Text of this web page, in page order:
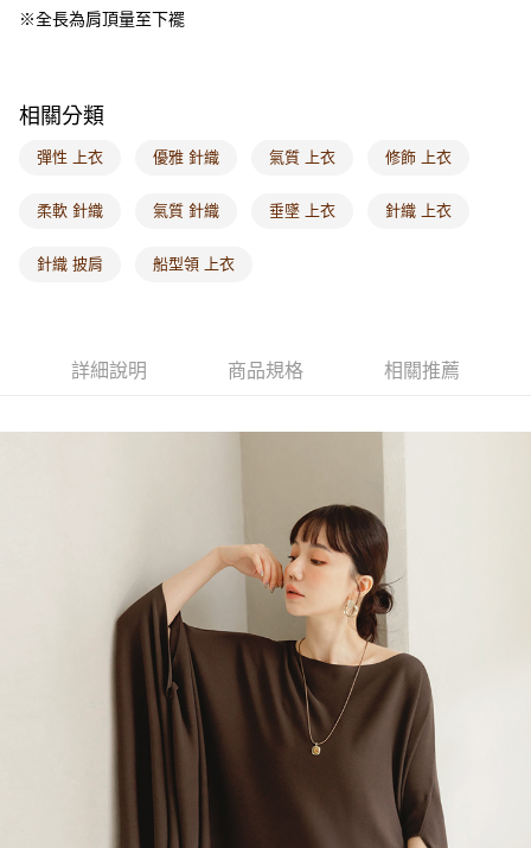
宅配
每筆NT$60，滿NT$1,000(含以上)免運費
海外配送-港/澳/新/馬/泰國專屬 查看運費
海外配送-其他亞洲地區 查看運費
※全長為肩頂量至下襬
相關分類
彈性 上衣 優雅 針織 氣質 上衣 修飾 上衣
柔軟 針織 氣質 針織 垂墜 上衣 針織 上衣
針織 披肩 船型領 上衣
詳細說明 商品規格 相關推薦